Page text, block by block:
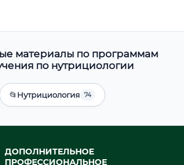
материалы по программам
по нутрициологии
📂Нутрициология 74
ДОПОЛНИТЕЛЬНОЕ
ПРОФЕССИОНАЛЬНОЕ